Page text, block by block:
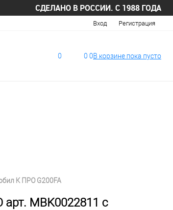
СДЕЛАНО В РОССИИ. С 1988 ГОДА
Вход Регистрация
0 0 0В корзине пока пусто
К ПРО G200FA
MBK0022811 с